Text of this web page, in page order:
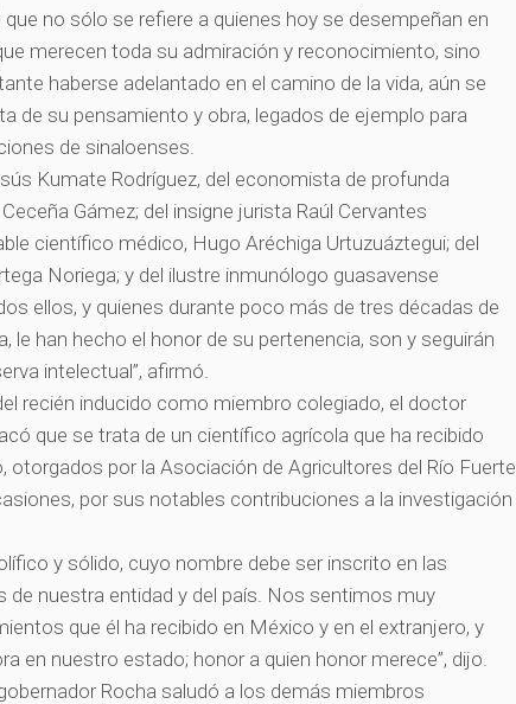
no sólo se refiere a quienes hoy se desempeñan en
merecen toda su admiración y reconocimiento, sino
haberse adelantado en el camino de la vida, aún se
de su pensamiento y obra, legados de ejemplo para
de sinaloenses.
Kumate Rodríguez, del economista de profunda
Gámez; del insigne jurista Raúl Cervantes
científico médico, Hugo Aréchiga Urtuzuáztegui; del
Noriega; y del ilustre inmunólogo guasavense
ellos, y quienes durante poco más de tres décadas de
le han hecho el honor de su pertenencia, son y seguirán
intelectual”, afirmó.
recién inducido como miembro colegiado, el doctor
que se trata de un científico agrícola que ha recibido
otorgados por la Asociación de Agricultores del Río Fuerte
por sus notables contribuciones a la investigación
y sólido, cuyo nombre debe ser inscrito en las
de nuestra entidad y del país. Nos sentimos muy
que él ha recibido en México y en el extranjero, y
en nuestro estado; honor a quien honor merece”, dijo.
Rocha saludó a los demás miembros